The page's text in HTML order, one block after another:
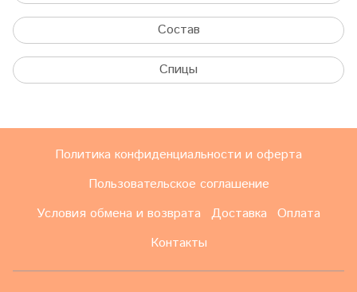
Состав
Спицы
Политика конфиденциальности и оферта
Пользовательское соглашение
Условия обмена и возврата
Доставка
Оплата
Контакты